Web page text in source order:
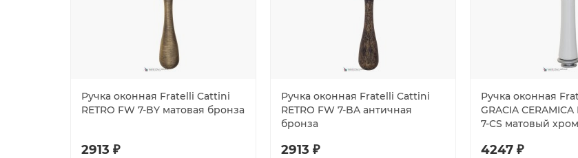
Ручка оконная Fratelli Cattini
RETRO FW 7-BY матовая бронза
2913 ₽
Ручка оконная Fratelli Cattini
RETRO FW 7-BA античная
бронза
2913 ₽
Ручка оконная
GRACIA
7-CS матовый хром
4247 ₽